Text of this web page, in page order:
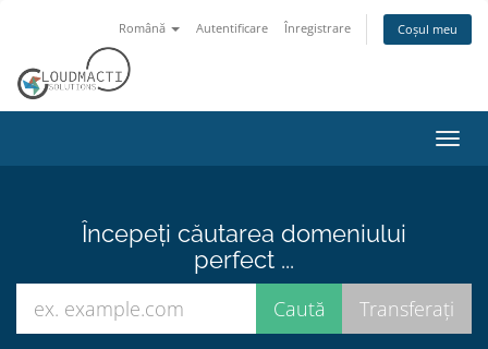
Română Autentificare Înregistrare Coșul meu
Începeți căutarea domeniului
perfect ...